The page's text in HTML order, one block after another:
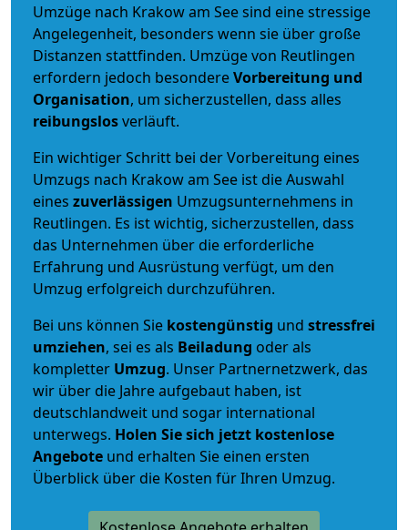
Umzüge nach Krakow am See sind eine stressige
Angelegenheit, besonders wenn sie über große
Distanzen stattfinden. Umzüge von Reutlingen
erfordern jedoch besondereVorbereitung und
Organisation, um sicherzustellen, dass alles
reibungslosverläuft.
Ein wichtiger Schritt bei der Vorbereitung eines
Umzugs nach Krakow am See ist die Auswahl
eines zuverlässigen Umzugsunternehmens in
Reutlingen. Es ist wichtig, sicherzustellen, dass
das Unternehmen über die erforderliche
Erfahrung und Ausrüstung verfügt, um den
Umzug erfolgreich durchzuführen.
Bei uns können Sie kostengünstig und stressfrei
umziehen, sei es als Beiladung oder als
kompletter Umzug. Unser Partnernetzwerk, das
wir über die Jahre aufgebaut haben, ist
deutschlandweit und sogar international
unterwegs. Holen Sie sich jetzt kostenlose
Angebote und erhalten Sie einen ersten
Überblick über die Kosten für Ihren Umzug.